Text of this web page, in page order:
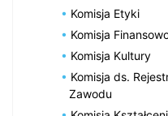
Komisja Etyki
Komisja
Komisja Kultury
Komisja ds.
Zawodu